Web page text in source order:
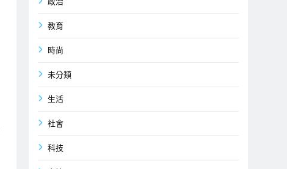
教育
時尚
未分類
生活
社會
科技